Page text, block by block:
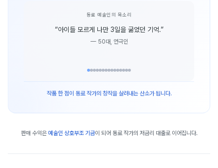
동료 예술인의 목소리
“아이들 모르게 나만 3일을 굶었던 기억.”
— 50대, 연극인
작품 한 점이 동료 작가의 창작을 살려내는 산소가 됩니다.
판매 수익은 예술인 상호부조 기금이 되어 동료 작가의 저금리 대출로 이어집니다.